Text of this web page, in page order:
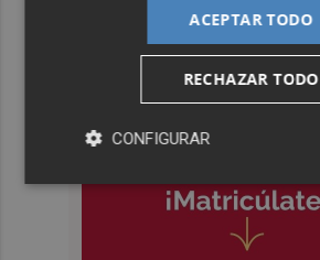
ACEPTAR TODO
RECHAZAR TODO
CONFIGURAR